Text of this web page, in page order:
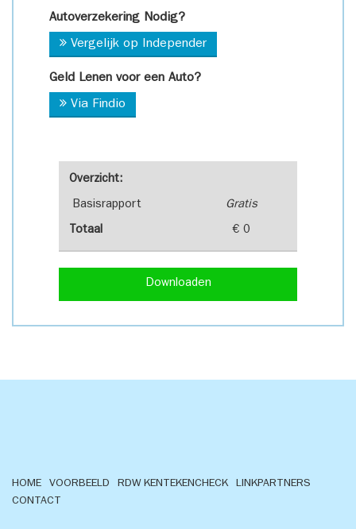
Overzicht:
Basisrapport Gratis
Totaal € 0
Downloaden
Autoverzekering Nodig?
Vergelijk op Independer
Geld Lenen voor een Auto?
Via Findio
HOME VOORBEELD RDW KENTEKENCHECK
LINKPARTNERS
CONTACT